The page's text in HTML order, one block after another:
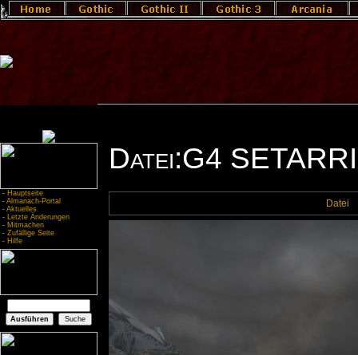
- Hauptseite
- Almanach-Portal
- Aktuelles
- Letzte Änderungen
- Mitmachen
- Zufällige Seite
- Hilfe
Datei:G4
Datei